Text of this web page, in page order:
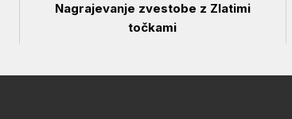
Nagrajevanje zvestobe z Zlatimi
točkami